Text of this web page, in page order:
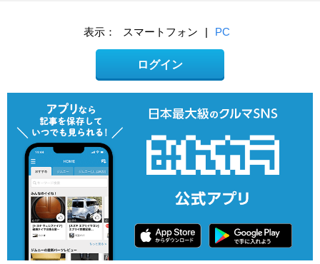
表示： スマートフォン | PC
ログイン